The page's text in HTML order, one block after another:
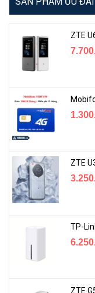
Miễn phí cuộc gọi
mạng hàng tháng
Thời gian sử dụng:
Áp dụng cho thuê
<Hotline: